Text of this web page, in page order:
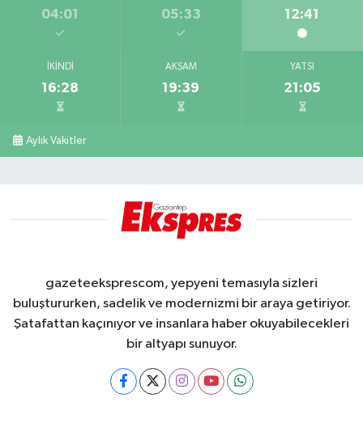
04:01 05:33 12:41
İKINDI
16:28
AKŞAM
19:39
YATSI
21:05
Aylık Vakitler
gazeteeksprescom, yepyeni temasıyla sizleri
buluştururken, sadelik ve modernizmi bir araya getiriyor.
Şatafattan kaçınıyor ve insanlara haber okuyabilecekleri
bir altyapı sunuyor.